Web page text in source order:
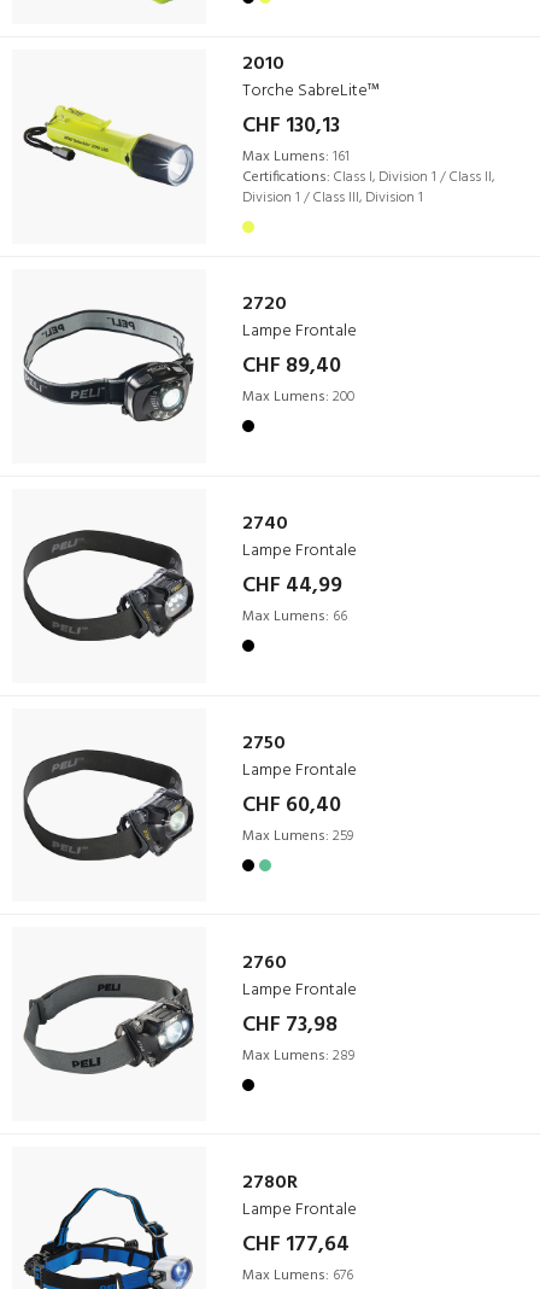
2010
Torche SabreLite™
CHF 130,13
Max Lumens: 161
Certifications: Class I, Division 1 / Class II,
Division 1 / Class III, Division 1
2720
Lampe Frontale
CHF 89,40
Max Lumens: 200
2740
Lampe Frontale
CHF 44,99
Max Lumens: 66
2750
Lampe Frontale
CHF 60,40
Max Lumens: 259
2760
Lampe Frontale
CHF 73,98
Max Lumens: 289
2780R
Lampe Frontale
CHF 177,64
Max Lumens: 676